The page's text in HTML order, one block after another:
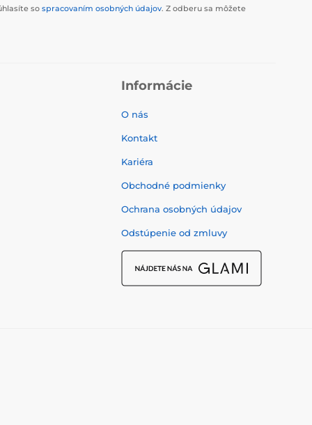
so spracovaním osobných údajov. Z odberu sa môžete
Informácie
O nás
Kontakt
Kariéra
Obchodné podmienky
Ochrana osobných údajov
Odstúpenie od zmluvy